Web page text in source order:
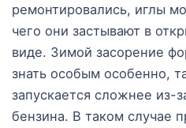
ремонтировались, иглы
чего они застывают в
виде. Зимой засорение
знать особым особенно,
запускается сложнее из-
бензина. В таком случае